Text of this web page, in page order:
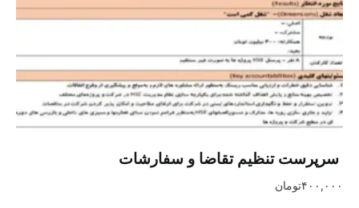
‏ سرپرست تنظیم تقاضا و سفارشات
۴۰۰,۰۰۰تومان